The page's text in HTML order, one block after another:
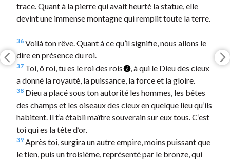
trace. Quant à la pierre qui avait heurté la statue, elle
devint une immense montagne qui remplit toute la terre.
36 Voilà ton rêve. Quant à ce qu’il signifie, nous allons le
dire en présence du roi.
37 Toi, ô roi, tu es le roi des rois
, à qui le Dieu des cieux
a donné la royauté, la puissance, la force et la gloire.
38 Dieu a placé sous ton autorité les hommes, les bêtes
des champs et les oiseaux des cieux en quelque lieu qu’ils
habitent. Il t’a établi maître souverain sur eux tous. C’est
toi qui es la tête d’or.
39 Après toi, surgira un autre empire, moins puissant que
le tien, puis un troisième, représenté par le bronze, qui